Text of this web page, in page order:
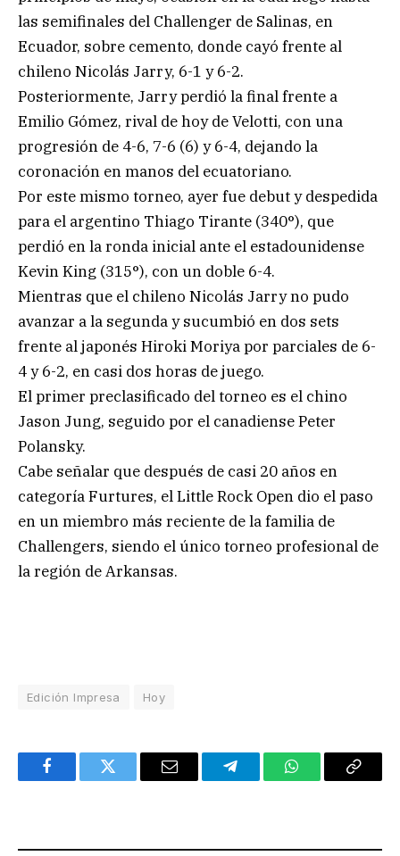
las semifinales del Challenger de Salinas, en
Ecuador, sobre cemento, donde cayó frente al
chileno Nicolás Jarry, 6-1 y 6-2.
Posteriormente, Jarry perdió la final frente a
Emilio Gómez, rival de hoy de Velotti, con una
progresión de 4-6, 7-6 (6) y 6-4, dejando la
coronación en manos del ecuatoriano.
Por este mismo torneo, ayer fue debut y despedida
para el argentino Thiago Tirante (340°), que
perdió en la ronda inicial ante el estadounidense
Kevin King (315°), con un doble 6-4.
Mientras que el chileno Nicolás Jarry no pudo
avanzar a la segunda y sucumbió en dos sets
frente al japonés Hiroki Moriya por parciales de 6-
4 y 6-2, en casi dos horas de juego.
El primer preclasificado del torneo es el chino
Jason Jung, seguido por el canadiense Peter
Polansky.
Cabe señalar que después de casi 20 años en
categoría Furtures, el Little Rock Open dio el paso
en un miembro más reciente de la familia de
Challengers, siendo el único torneo profesional de
la región de Arkansas.
Edición Impresa Hoy
FacebookTwitter Email TelegramWhatsAppCopy